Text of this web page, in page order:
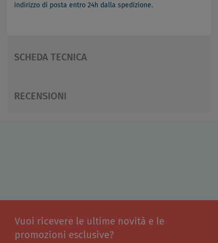
indirizzo di posta entro 24h dalla spedizione.
SCHEDA TECNICA
RECENSIONI
Vuoi ricevere le ultime novità e le
promozioni esclusive?